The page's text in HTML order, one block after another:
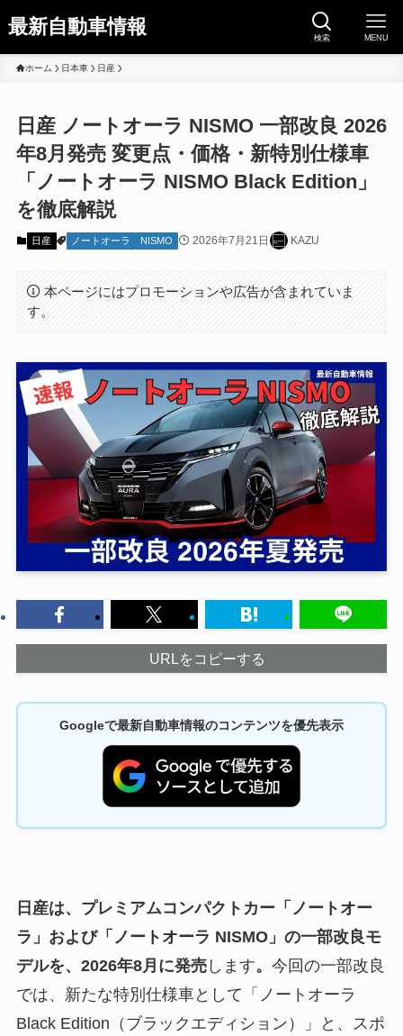
最新自動車情報 検索 MENU
ホーム 日本車 日産
日産 ノートオーラ NISMO 一部改良 2026
年8月発売 変更点・価格・新特別仕様車
「ノートオーラ NISMO Black Edition」
を徹底解説
日産 ノートオーラ NISMO 2026年7月21日 KAZU
本ページにはプロモーションや広告が含まれていま
す。
URLをコピーする
Googleで最新自動車情報のコンテンツを優先表示
日産は、プレミアムコンパクトカー「ノートオー
ラ」および「ノートオーラ NISMO」の一部改良モ
デルを、2026年8月に発売します。 今回の一部改良
では、新たな特別仕様車として「ノートオーラ
Black Edition（ブラックエディション）」と、スポ